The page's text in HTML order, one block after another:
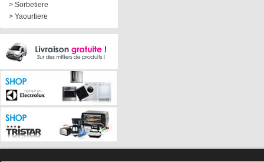
> Sorbetiere
> Yaourtiere